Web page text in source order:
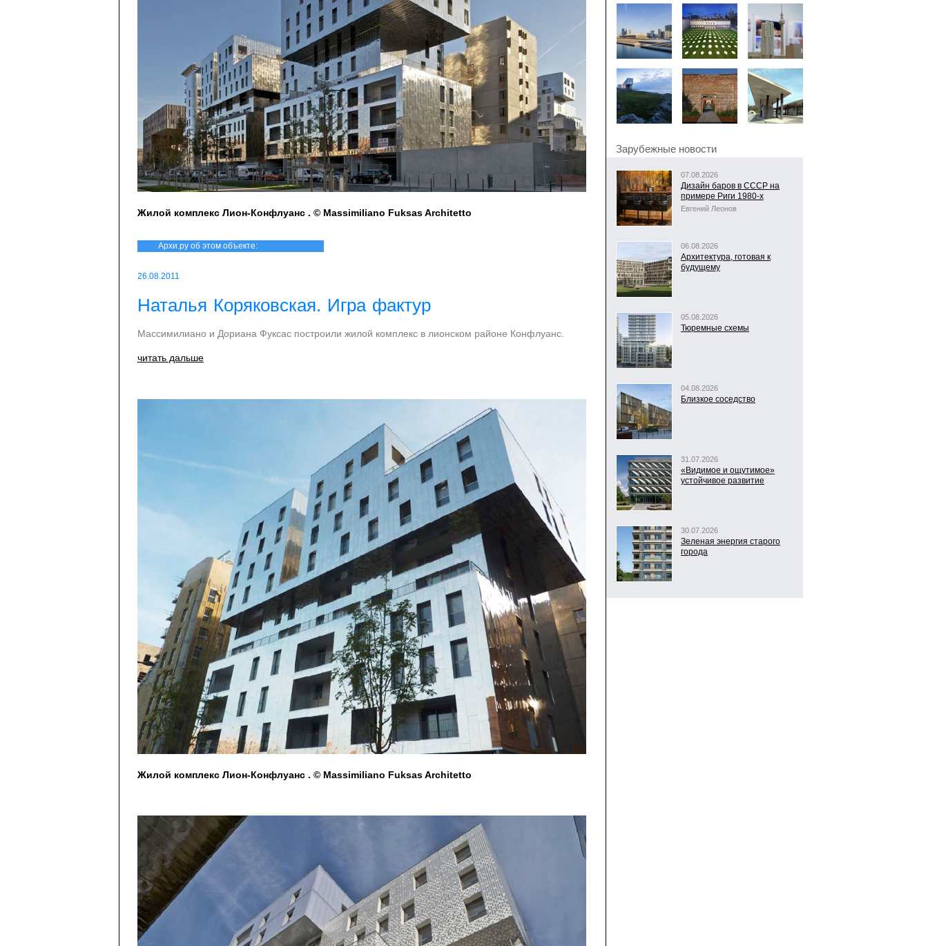
Жилой комплекс Лион-Конфлуанс . © Massimiliano Fuksas Architetto
Архи.ру об этом объекте:
26.08.2011
Наталья Коряковская. Игра фактур
Массимилиано и Дориана Фуксас построили жилой комплекс в лионском районе Конфлуанс.
читать дальше
Жилой комплекс Лион-Конфлуанс . © Massimiliano Fuksas Architetto
Зарубежные новости
07.08.2026
Дизайн баров в СССР на
примере Риги 1980-х
Евгений Леонов
06.08.2026
Архитектура, готовая к
будущему
05.08.2026
Тюремные схемы
04.08.2026
Близкое соседство
31.07.2026
«Видимое и ощутимое»
устойчивое развитие
30.07.2026
Зеленая энергия старого
города